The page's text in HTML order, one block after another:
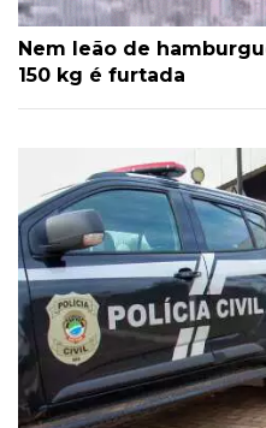
Nem leão de
150 kg é furtada